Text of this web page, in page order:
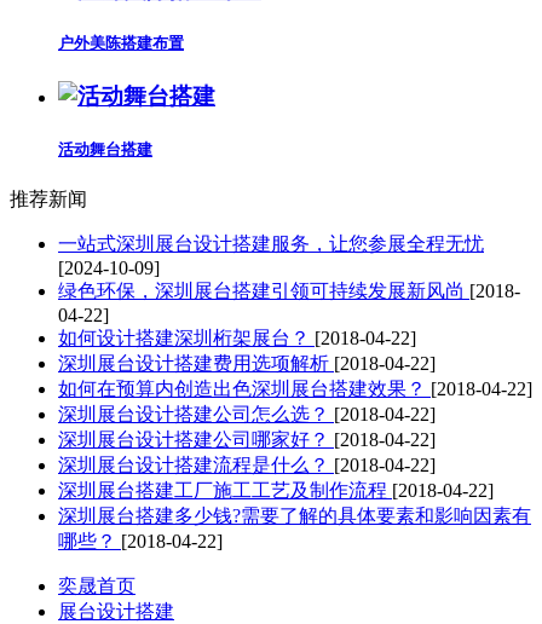
户外美陈搭建布置
活动舞台搭建
推荐新闻
一站式深圳展台设计搭建服务，让您参展全程无忧
[2024-10-09]
绿色环保，深圳展台搭建引领可持续发展新风尚 [2018-
04-22]
如何设计搭建深圳桁架展台？ [2018-04-22]
深圳展台设计搭建费用选项解析 [2018-04-22]
如何在预算内创造出色深圳展台搭建效果？ [2018-04-22]
深圳展台设计搭建公司怎么选？ [2018-04-22]
深圳展台设计搭建公司哪家好？ [2018-04-22]
深圳展台设计搭建流程是什么？ [2018-04-22]
深圳展台搭建工厂施工工艺及制作流程 [2018-04-22]
深圳展台搭建多少钱?需要了解的具体要素和影响因素有
哪些？ [2018-04-22]
奕晟首页
展台设计搭建